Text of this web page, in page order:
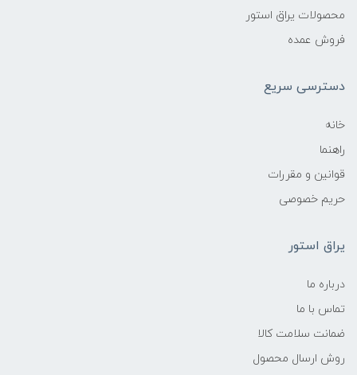
محصولات یراق استور
فروش عمده
دسترسی سریع
خانه
راهنما
قوانین و مقررات
حریم خصوصی
یراق استور
درباره ما
تماس با ما
ضمانت سلامت کالا
روش ارسال محصول